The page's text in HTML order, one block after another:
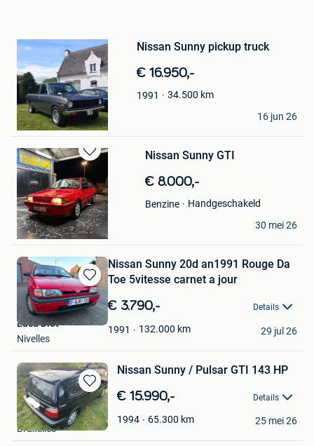
in
Mijn
Favorieten
Nissan Sunny pickup truck
€ 16.950,-
1991 34.500 km
wido
Berlare
16 jun 26
Bewaren
in
Mijn
Favorieten
Nissan Sunny GTI
€ 8.000,-
Benzine
Handgeschakeld
Perry
Ath
30 mei 26
Bewaren
in
Mijn
Favorieten
Nissan Sunny 20d an1991 Rouge Da
Toe 5vitesse carnet a jour
€ 3.790,- Details
1991 132.000 km
Luca Diet
Nivelles
29 jul 26
Bewaren
in
Mijn
Favorieten
Nissan Sunny / Pulsar GTI 143 HP
€ 15.990,- Details
1994 65.300 km
loiz
Bruxelles
25 mei 26